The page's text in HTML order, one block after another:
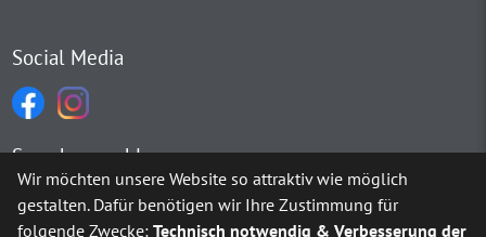
Social Media
Sprachauswahl
Möchten Sie vonGoogle Translate bereitgestellte externe
Wir möchten unsere Website so attraktiv wie möglich
gestalten. Dafür benötigen wir Ihre Zustimmung für
folgende Zwecke:Technisch notwendig & Verbesserung der